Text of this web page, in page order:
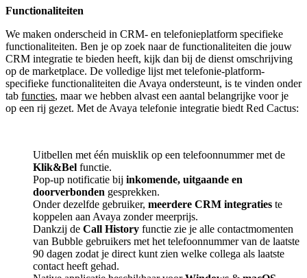
Functionaliteiten
We maken onderscheid in CRM- en telefonieplatform specifieke
functionaliteiten. Ben je op zoek naar de functionaliteiten die jouw
CRM integratie te bieden heeft, kijk dan bij de dienst omschrijving
op de marketplace. De volledige lijst met telefonie-platform-
specifieke functionaliteiten die Avaya ondersteunt, is te vinden onder
tab functies, maar we hebben alvast een aantal belangrijke voor je
op een rij gezet. Met de Avaya telefonie integratie biedt Red Cactus:
Uitbellen met één muisklik op een telefoonnummer met de
Klik&Bel functie.
Pop-up notificatie bij inkomende, uitgaande en
doorverbonden gesprekken.
Onder dezelfde gebruiker, meerdere CRM integraties te
koppelen aan Avaya zonder meerprijs.
Dankzij de Call History functie zie je alle contactmomenten
van Bubble gebruikers met het telefoonnummer van de laatste
90 dagen zodat je direct kunt zien welke collega als laatste
contact heeft gehad.